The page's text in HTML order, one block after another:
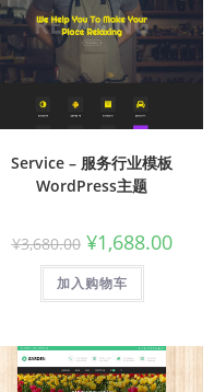
Service – 服务行业模板
WordPress主题
¥3,680.00 ¥1,688.00
加入购物车